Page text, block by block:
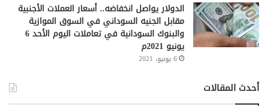
الدولار يواصل انخفاضه.. أسعار العملات الأجنبية
مقابل الجنيه السوداني في السوق الموازية
والبنوك السودانية في تعاملات اليوم الأحد 6
يونيو 2021م
6 يونيو، 2021
أحدث المقالات